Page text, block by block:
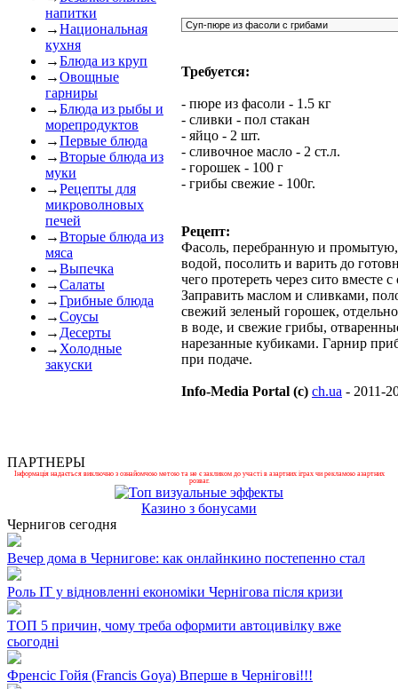
напитки
→Национальная
кухня
→Блюда из круп
→Овощные
гарниры
→Блюда из рыбы и
морепродуктов
→Первые блюда
→Вторые блюда из
муки
→Рецепты для
микроволновых
печей
→Вторые блюда из
мяса
→Выпечка
→Салаты
→Грибные блюда
→Соусы
→ Десерты
→ Холодные
закуски
Требуется:
- пюре из фасоли - 1.5 кг
- сливки - пол стакан
- яйцо - 2 шт.
- сливочное масло - 2 ст.л.
- горошек - 100 г
- грибы свежие - 100г.
Рецепт:
Фасоль, перебранную и промытую,
водой, посолить и варить до
чего протереть через сито вместе
Заправить маслом и сливками,
свежий зеленый горошек,
в воде, и свежие грибы,
нарезанные кубиками. Гарнир
при подаче.
Info-Media Portal (c) ch.ua - 2011-
ПАРТНЕРЫ
Інформація надається виключно з ознайомчою метою та не є закликом до участі в азартних іграх чи рекламою азартних
розваг.
Казино з бонусами
Чернигов сегодня
Вечер дома в Чернигове: как онлайнкино постепенно стал
Роль ІТ у відновленні економіки Чернігова після кризи
ТОП 5 причин, чому треба оформити автоцивілку вже
сьогодні
Френсіс Гойя (Francis Goya) Вперше в Чернігові!!!